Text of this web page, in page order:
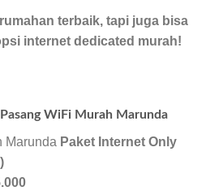
terbaik, tapi juga bisa
internet dedicated murah!
WiFi Murah Marunda
Marunda Paket Internet Only